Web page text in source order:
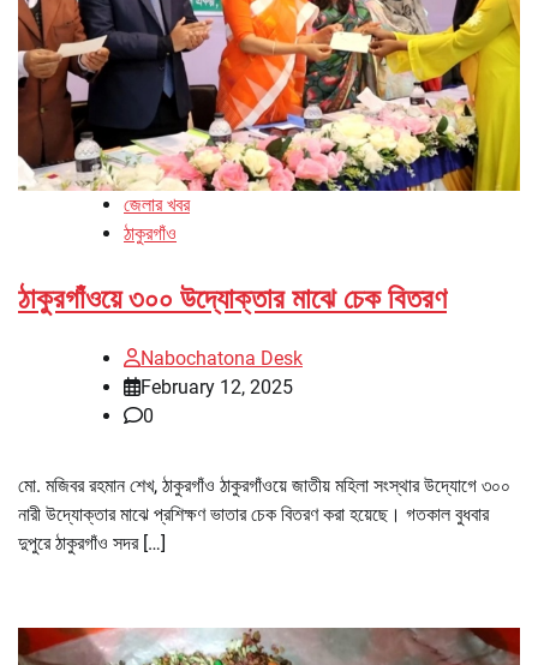
জেলার খবর
ঠাকুরগাঁও
ঠাকুরগাঁওয়ে ৩০০ উদ্যোক্তার মাঝে চেক বিতরণ
Nabochatona Desk
February 12, 2025
0
মো. মজিবর রহমান শেখ, ঠাকুরগাঁও ঠাকুরগাঁওয়ে জাতীয় মহিলা সংস্থার উদ্যোগে ৩০০
নারী উদ্যোক্তার মাঝে প্রশিক্ষণ ভাতার চেক বিতরণ করা হয়েছে। গতকাল বুধবার
দুপুরে ঠাকুরগাঁও সদর […]